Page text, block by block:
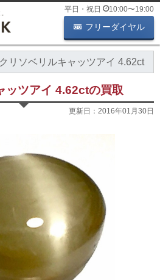
平日・祝日 10:00〜19:00
フリーダイヤル
クリソベリルキャッツアイ 4.62ct
ッツアイ 4.62ctの買取
更新日： 2016年01月30日